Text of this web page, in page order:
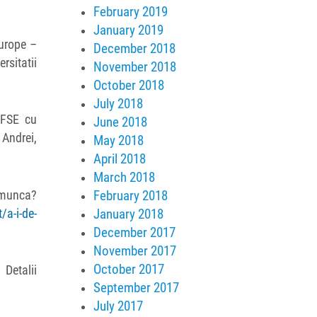
–
cu
a-i-de-
February 2019
January 2019
December 2018
November 2018
October 2018
July 2018
June 2018
May 2018
April 2018
March 2018
February 2018
January 2018
December 2017
November 2017
October 2017
September 2017
July 2017